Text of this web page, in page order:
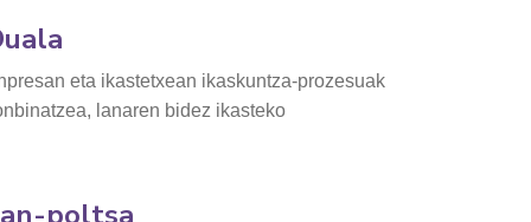
eta ikastetxean ikaskuntza-prozesuak
lanaren bidez ikasteko